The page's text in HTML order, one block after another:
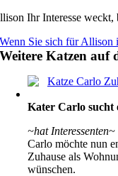
Ihr Interesse weckt,
Wenn Sie sich für Allison
Weitere Katzen auf
Kater Carlo sucht
~hat Interessenten~
Carlo möchte nun
Zuhause als
wünschen.